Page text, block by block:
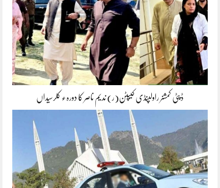
ڈپٹی کمشنر راولپنڈی کیپٹن(ر) ندیم ناصر کا دورہء کلرسیداں